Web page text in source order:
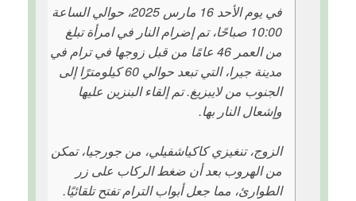
في يوم الأحد 16 مارس 2025، حوالي الساعة
10:00 صباحًا، تم إضرام النار في امرأة تبلغ
من العمر 46 عامًا من قبل زوجها في ترام في
مدينة جيرا، التي تبعد حوالي 60 كيلومترًا إلى
الجنوب من لايبزيغ. تم إلقاء البنزين عليها
وإشعال النار بها.
الزوج، تنغيزي كاكياشفيلي، من جورجيا، تمكن
من الهروب بعد أن ضغط الركاب على زر
الطوارئ، مما جعل أبواب الترام تفتح تلقائيًا.